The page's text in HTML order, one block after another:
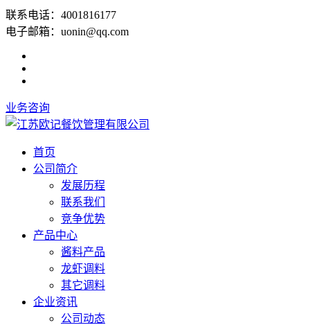
联系电话：4001816177
电子邮箱：uonin@qq.com
业务咨询
首页
公司简介
发展历程
联系我们
竞争优势
产品中心
酱料产品
龙虾调料
其它调料
企业资讯
公司动态